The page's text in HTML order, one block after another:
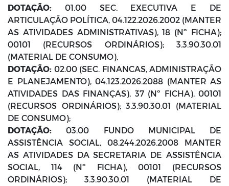
DOTAÇÃO: 01.00 SEC. EXECUTIVA E DE
ARTICULAÇÃO POLÍTICA, 04.122.2026.2002 (MANTER
AS ATIVIDADES ADMINISTRATIVAS), 18 (Nº FICHA);
00101 (RECURSOS ORDINÁRIOS); 3.3.90.30.01
(MATERIAL DE CONSUMO),
DOTAÇÃO: 02.00 (SEC. FINANCAS, ADMINISTRAÇÃO
E PLANEJAMENTO), 04.123.2026.2088 (MANTER AS
ATIVIDADES DAS FINANÇAS), 37 (Nº FICHA), 00101
(RECURSOS ORDINÁRIOS); 3.3.90.30.01 (MATERIAL
DE CONSUMO);
DOTAÇÃO: 03.00 FUNDO MUNICIPAL DE
ASSISTÊNCIA SOCIAL, 08.244.2026.2008 MANTER
AS ATIVIDADES DA SECRETARIA DE ASSISTÊNCIA
SOCIAL, 114 (Nº FICHA), 00101 (RECURSOS
ORDINÁRIOS); 3.3.90.30.01 (MATERIAL DE